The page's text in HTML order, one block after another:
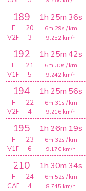
189 1h 25m 36s
6m 29s / km
9.252 km/h
F
20
V2F
3
192 1h 25m 42s
6m 30s / km
9.242 km/h
F
21
V1F
5
194 1h 25m 56s
6m 31s / km
9.216 km/h
F
22
V2F
4
195 1h 26m 19s
6m 32s / km
9.176 km/h
F
23
V1F
6
210 1h 30m 34s
6m 52s / km
8.745 km/h
F
24
CAF
4